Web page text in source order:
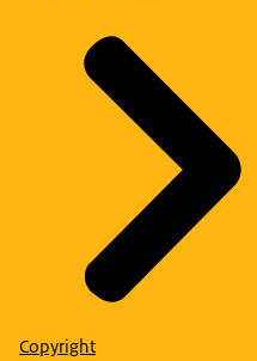
Copyright